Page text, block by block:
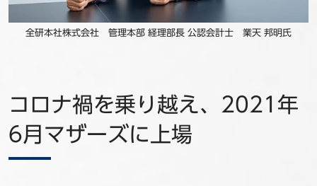
全研本社株式会社 管理本部 経理部長 公認会計士 業天 邦明氏
コロナ禍を乗り越え、2021年
6月マザーズに上場